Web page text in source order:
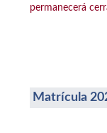
permanecerá
Matrícula